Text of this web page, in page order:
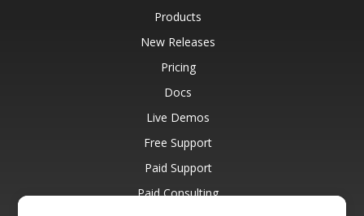
Products
New Releases
Pricing
Docs
Live Demos
Free Support
Paid Support
Paid Consulting